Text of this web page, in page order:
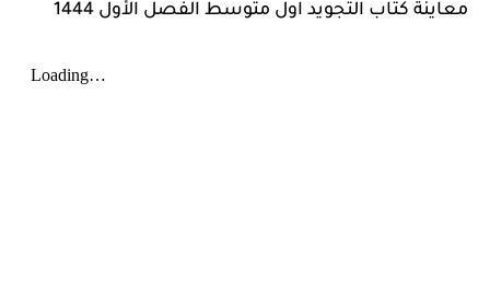
معاينة كتاب التجويد اول متوسط الفصل الأول 1444